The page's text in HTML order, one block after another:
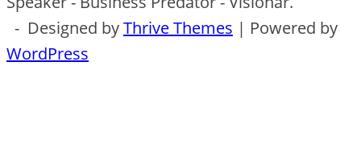
- Designed byThrive Themes | Powered by
WordPress